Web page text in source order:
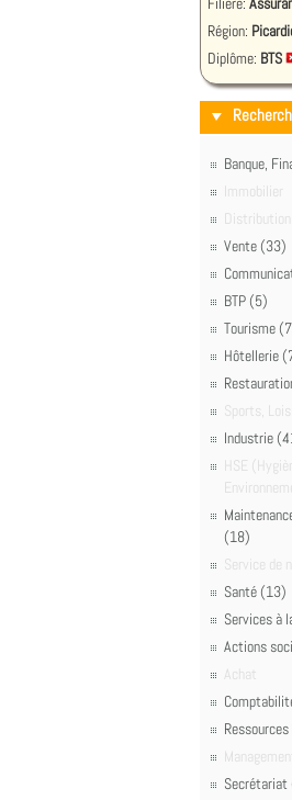
Région:
Diplôme: BTS
Banque,
Immobilier
Vente (33)
BTP (5)
Tourisme
Hôtellerie
Sports,
Industrie
HSE
(18)
Service de
Santé (13)
Services à
Actions
Achat